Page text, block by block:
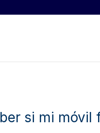
si mi